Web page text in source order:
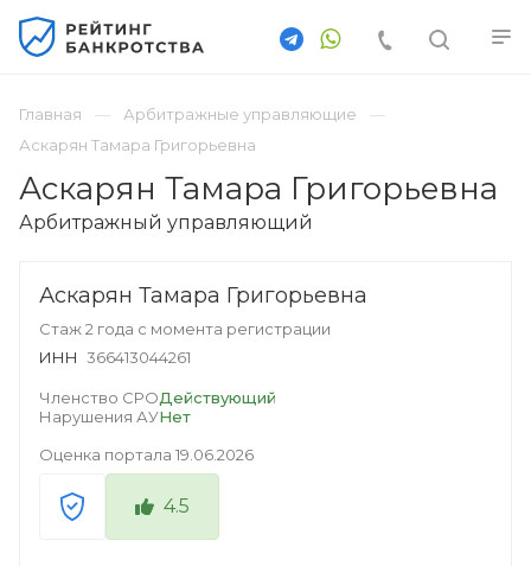
Главная
Арбитражные управляющие
Аскарян Тамара Григорьевна
Аскарян Тамара Григорьевна
Арбитражный управляющий
Аскарян Тамара Григорьевна
Стаж 2 года с момента регистрации
ИНН 366413044261
Членство СРОДействующий
Нарушения АУНет
Оценка портала 19.06.2026
4.5